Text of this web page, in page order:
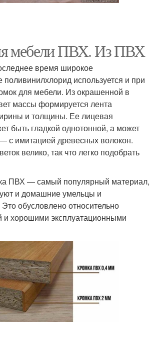
мебели ПВХ. Из ПВХ
время широкое
поливинилхлорид используется и при
для мебели. Из окрашенной в
массы формируется лента
и толщины. Ее лицевая
быть гладкой однотонной, а может
с имитацией древесных волокон.
велико, так что легко подобрать
ПВХ — самый популярный материал,
и домашние умельцы и
обусловлено относительно
и хорошими эксплуатационными